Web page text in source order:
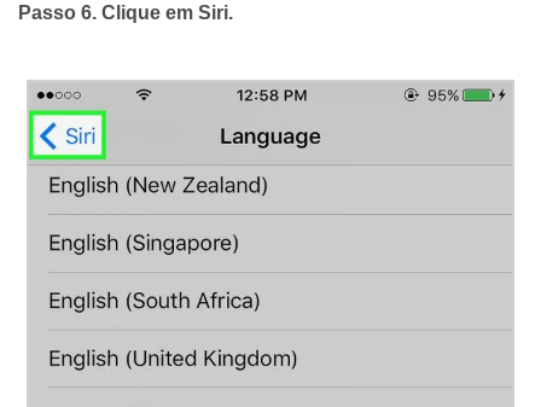
Passo 6. Clique em Siri.